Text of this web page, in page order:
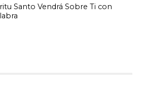
Santo Vendrá Sobre Ti con